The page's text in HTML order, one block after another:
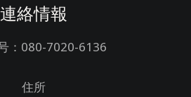
連絡情報
：080-7020-6136
住所